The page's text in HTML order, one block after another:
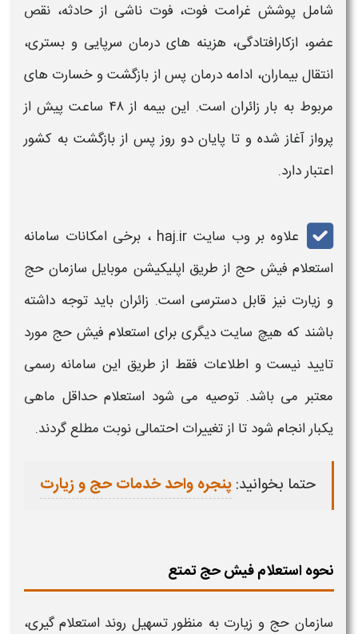
شامل پوشش غرامت فوت، فوت ناشی از حادثه، نقص
عضو، ازکارافتادگی، هزینه های درمان سرپایی و بستری،
انتقال بیماران، ادامه درمان پس از بازگشت و خسارت های
مربوط به بار زائران است. این بیمه از ۴۸ ساعت پیش از
پرواز آغاز شده و تا پایان دو روز پس از بازگشت به کشور
اعتبار دارد.
علاوه بر وب سایت haj.ir ، برخی امکانات سامانه
استعلام فیش حج از طریق اپلیکیشن موبایل سازمان حج
و زیارت نیز قابل دسترسی است. زائران باید توجه داشته
باشند که هیچ سایت دیگری برای استعلام فیش حج مورد
تایید نیست و اطلاعات فقط از طریق این سامانه رسمی
معتبر می باشد. توصیه می شود استعلام حداقل ماهی
یکبار انجام شود تا از تغییرات احتمالی نوبت مطلع گردند.
حتما بخوانید:پنجره واحد خدمات حج و زیارت
نحوه استعلام فیش حج تمتع
سازمان حج و زیارت به منظور تسهیل روند استعلام گیری،